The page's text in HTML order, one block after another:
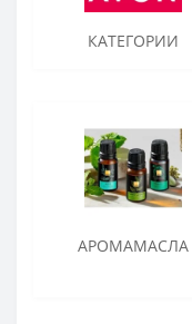
КАТЕГОРИИ
АРОМАМАСЛА